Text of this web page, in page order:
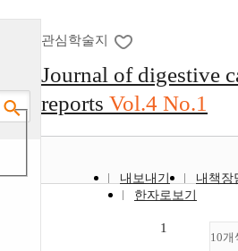
관심학술지
Journal of digestive
reports Vol.4 No.1
내보내기
내책장
한자로보기
10개
1